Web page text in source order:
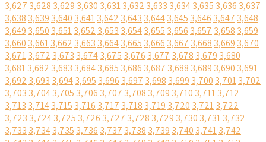
3,627 3,628 3,629 3,630 3,6313,632 3,633 3,6343,635 3,636 3,637
3,638 3,639 3,640 3,6413,642 3,643 3,6443,645 3,646 3,647 3,648
3,649 3,650 3,6513,652 3,653 3,6543,655 3,656 3,657 3,658 3,659
3,660 3,6613,662 3,663 3,6643,665 3,666 3,667 3,668 3,669 3,670
3,6713,672 3,673 3,6743,675 3,676 3,677 3,678 3,679 3,680
3,6813,682 3,683 3,6843,685 3,686 3,687 3,688 3,689 3,690 3,691
3,692 3,693 3,6943,695 3,696 3,697 3,698 3,699 3,700 3,7013,702
3,703 3,7043,705 3,706 3,707 3,708 3,709 3,710 3,7113,712
3,713 3,7143,715 3,716 3,717 3,718 3,719 3,720 3,7213,722
3,723 3,7243,725 3,726 3,727 3,728 3,729 3,730 3,7313,732
3,733 3,7343,735 3,736 3,737 3,738 3,739 3,740 3,7413,742